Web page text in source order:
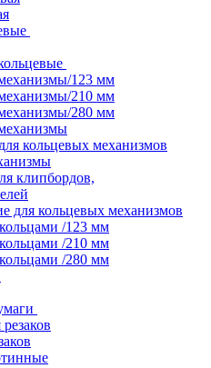
123 мм
210 мм
280 мм
кольцевых механизмов
клипбордов,
для кольцевых механизмов
/123 мм
/210 мм
/280 мм